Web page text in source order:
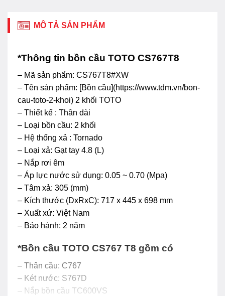
MÔ TẢ SẢN PHẨM
*Thông tin bồn cầu TOTO CS767T8
– Mã sản phẩm: CS767T8#XW
– Tên sản phẩm: [Bồn cầu](https://www.tdm.vn/bon-
cau-toto-2-khoi) 2 khối TOTO
– Thiết kế : Thân dài
– Loại bồn cầu: 2 khối
– Hệ thống xả : Tornado
– Loại xả: Gạt tay 4.8 (L)
– Nắp rơi êm
– Áp lực nước sử dụng: 0.05 ~ 0.70 (Mpa)
– Tâm xả: 305 (mm)
– Kích thước (DxRxC): 717 x 445 x 698 mm
– Xuất xứ: Việt Nam
– Bảo hảnh: 2 năm
*Bồn cầu TOTO CS767 T8 gồm có
– Thân cầu: C767
– Két nước: S767D
– Nắp bồn cầu TC600VS